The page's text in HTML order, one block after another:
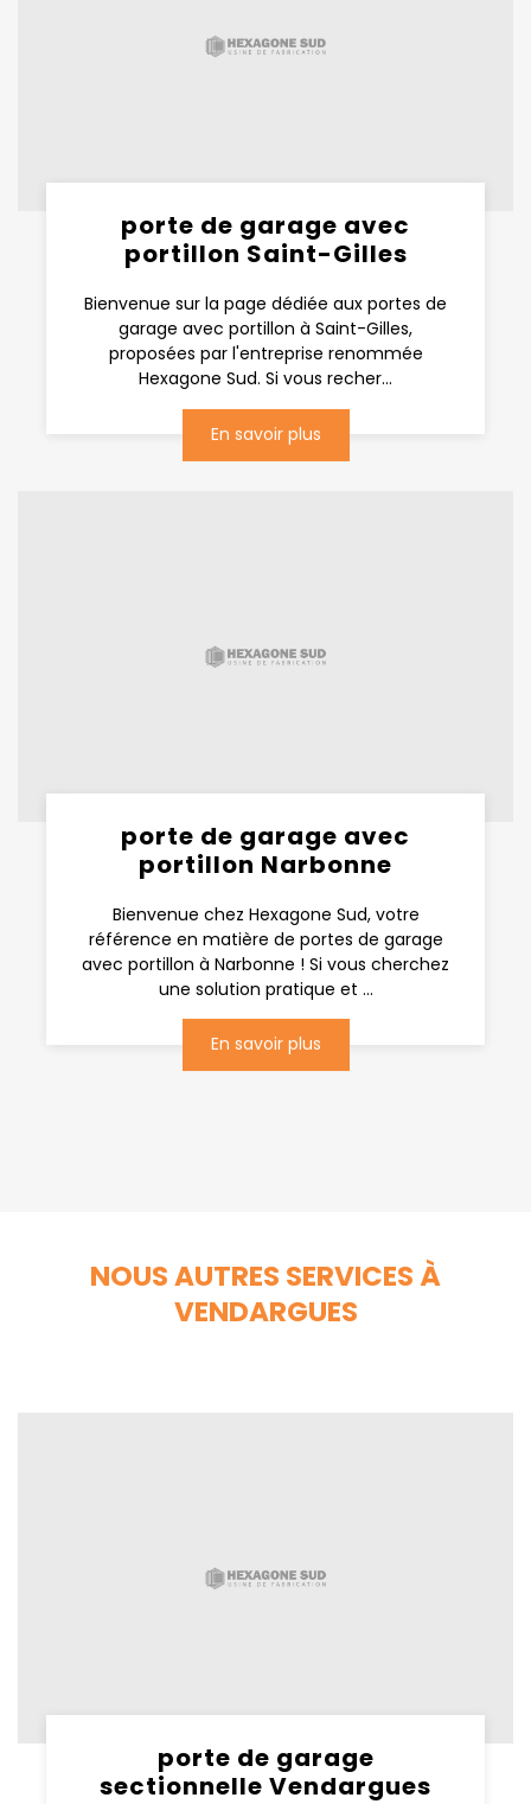
porte de garage avec
portillon Saint-Gilles
Bienvenue sur la page dédiée aux portes de
garage avec portillon à Saint-Gilles,
proposées par l'entreprise renommée
Hexagone Sud. Si vous recher...
En savoir plus
porte de garage avec
portillon Narbonne
Bienvenue chez Hexagone Sud, votre
référence en matière de portes de garage
avec portillon à Narbonne ! Si vous cherchez
une solution pratique et ...
En savoir plus
NOUS AUTRES SERVICES À
VENDARGUES
porte de garage
sectionnelle Vendargues